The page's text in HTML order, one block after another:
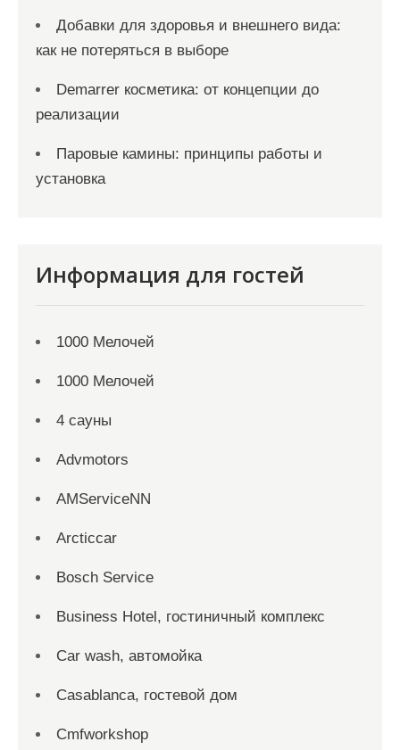
Добавки для здоровья и внешнего вида:
как не потеряться в выборе
Demarrer косметика: от концепции до
реализации
Паровые камины: принципы работы и
установка
Информация для гостей
1000 Мелочей
1000 Мелочей
4 сауны
Advmotors
AMServiceNN
Arcticcar
Bosch Service
Business Hotel, гостиничный комплекс
Car wash, автомойка
Casablanca, гостевой дом
Cmfworkshop